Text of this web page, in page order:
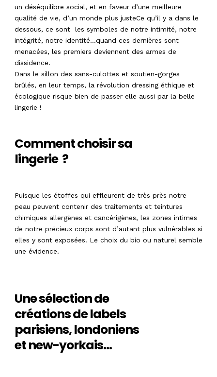
un déséquilibre social, et en faveur d’une meilleure
qualité de vie, d’un monde plus justeCe qu’il y a dans le
dessous, ce sont les symboles de notre intimité, notre
intégrité, notre identité…quand ces dernières sont
menacées, les premiers deviennent des armes de
dissidence.
Dans le sillon des sans-culottes et soutien-gorges
brûlés, en leur temps, la révolution dressing éthique et
écologique risque bien de passer elle aussi par la belle
lingerie !
Comment choisir sa
lingerie ?
Puisque les étoffes qui effleurent de très près notre
peau peuvent contenir des traitements et teintures
chimiques allergènes et cancérigènes, les zones intimes
de notre précieux corps sont d’autant plus vulnérables si
elles y sont exposées. Le choix du bio ou naturel semble
une évidence.
Une sélection de
créations de labels
parisiens, londoniens
et new-yorkais…